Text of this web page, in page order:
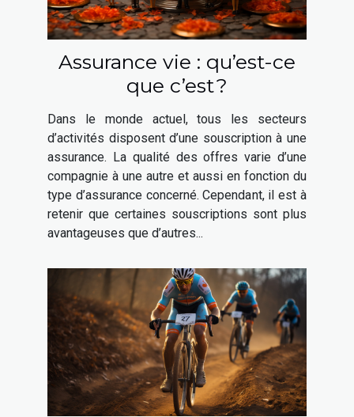
Assurance vie : qu’est-ce
que c’est ?
Dans le monde actuel, tous les secteurs
d’activités disposent d’une souscription à une
assurance. La qualité des offres varie d’une
compagnie à une autre et aussi en fonction du
type d’assurance concerné. Cependant, il est à
retenir que certaines souscriptions sont plus
avantageuses que d’autres...